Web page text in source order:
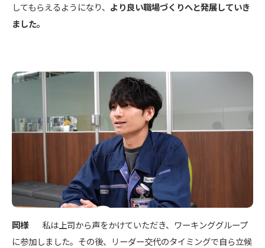
してもらえるようになり、 より良い職場づくりへと発展していき
ました。
岡様
私は上司から声をかけていただき、ワーキンググループ
に参加しました。その後、リーダー交代のタイミングで自ら立候